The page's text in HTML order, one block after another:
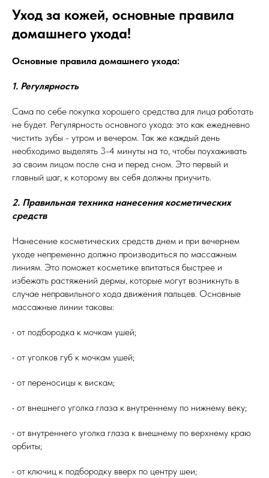
Уход за кожей, основные правила
домашнего ухода!
Основные правила домашнего ухода:
1. Регулярность
Сама по себе покупка хорошего средства для лица работать
не будет. Регулярность основного ухода: это как ежедневно
чистить зубы - утром и вечером. Так же каждый день
необходимо выделять 3-4 минуты на то, чтобы поухаживать
за своим лицом после сна и перед сном. Это первый и
главный шаг, к которому вы себя должны приучить.
2. Правильная техника нанесения косметических
средств
Нанесение косметических средств днем и при вечернем
уходе непременно должно производиться по массажным
линиям. Это поможет косметике впитаться быстрее и
избежать растяжений дермы, которые могут возникнуть в
случае неправильного хода движения пальцев. Основные
массажные линии таковы:
• от подбородка к мочкам ушей;
• от уголков губ к мочкам ушей;
• от переносицы к вискам;
• от внешнего уголка глаза к внутреннему по нижнему веку;
• от внутреннего уголка глаза к внешнему по верхнему краю
орбиты;
• от ключиц к подбородку вверх по центру шеи;